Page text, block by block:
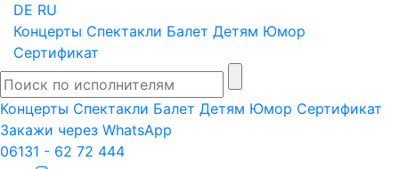
DE RU
Концерты Спектакли Балет Детям Юмор
Сертификат
Концерты Спектакли Балет Детям Юмор Сертификат
Закажи через WhatsApp
06131 - 62 72 444